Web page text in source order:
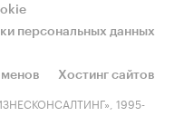
персональных данных
Хостинг сайтов
1995-